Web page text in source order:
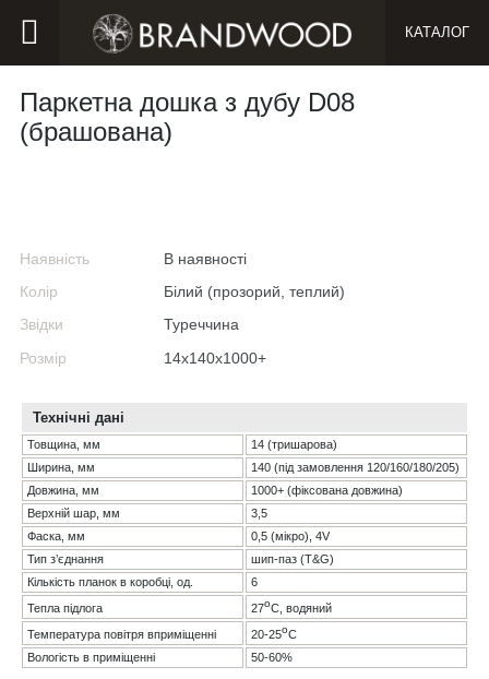
КАТАЛОГ
Паркетна дошка з дубу D08
(брашована)
Наявність
В наявності
Колір
Білий (прозорий, теплий)
Звідки
Туреччина
Розмір
14х140х1000+
Технічні дані
Товщина, мм
14 (тришарова)
Ширина, мм
140 (під замовлення 120/160/180/205)
Довжина, мм
1000+ (фіксована довжина)
Верхній шар, мм
3,5
Фаска, мм
0,5 (мікро), 4V
Тип з’єднання
шип-паз (T&G)
Кількість планок в коробці, од.
6
Тепла підлога
27оС, водяний
Температура повітря вприміщенні 20-25оС
Вологість в приміщенні
50-60%